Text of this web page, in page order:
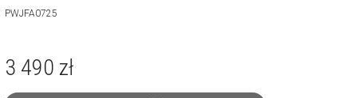
PWJFA0725
3 490 zł